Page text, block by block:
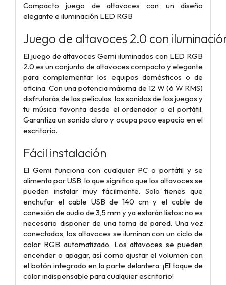
Compacto juego de altavoces con un diseño
elegante e iluminación LED RGB
Juego de altavoces 2.0 con
El juego de altavoces Gemi iluminados con LED RGB
2.0 es un conjunto de altavoces compacto y elegante
para complementar los equipos domésticos o de
oficina. Con una potencia máxima de 12 W (6 W RMS)
disfrutarás de las películas, los sonidos de los juegos y
tu música favorita desde el ordenador o el portátil.
Garantiza un sonido claro y ocupa poco espacio en el
escritorio.
Fácil instalación
El Gemi funciona con cualquier PC o portátil y se
alimenta por USB, lo que significa que los altavoces se
pueden instalar muy fácilmente. Solo tienes que
enchufar el cable USB de 140 cm y el cable de
conexión de audio de 3,5 mm y ya estarán listos: no es
necesario disponer de una toma de pared. Una vez
conectados, los altavoces se iluminan con un ciclo de
color RGB automatizado. Los altavoces se pueden
encender o apagar, así como ajustar el volumen con
el botón integrado en la parte delantera. ¡El toque de
color indispensable para cualquier escritorio!